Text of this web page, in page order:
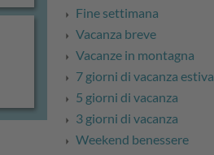
Fine settimana
Vacanza breve
Vacanze in montagna
7 giorni di vacanza estiva
5 giorni di vacanza
3 giorni di vacanza
Weekend benessere